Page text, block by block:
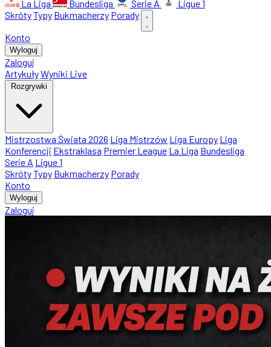
La Liga
Bundesliga Serie A
Ligue 1
SkrótyTypy Bukmacherzy Porady
Konto
Wyloguj
Zaloguj
ArtykułyWyniki Live
Rozgrywki
Mistrzostwa Świata 2026 Liga Mistrzów Liga Europy Liga
Konferencji Ekstraklasa Premier League La Liga Bundesliga
Serie A Ligue 1
SkrótyTypy Bukmacherzy Porady
Konto
Wyloguj
Zaloguj